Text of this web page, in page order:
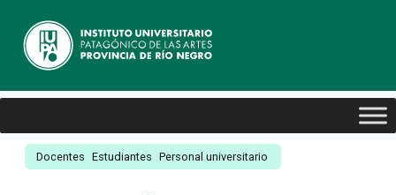
Docentes Estudiantes Personal universitario